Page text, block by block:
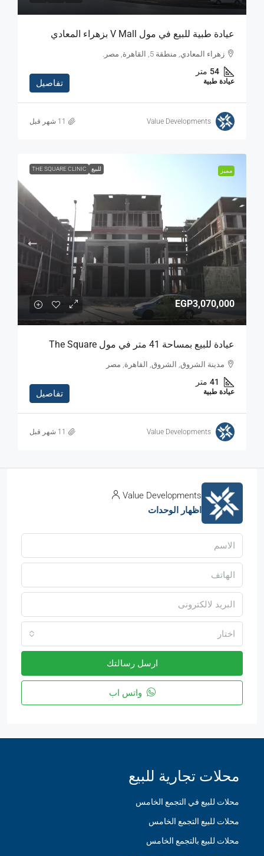
عيادة طبية للبيع في مول V Mall بزهراء المعادي
زهراء المعادي, منطقة 5, القاهرة, مصر.
54 متر
عيادة طبية تفاصيل
Value Developments
مميز للبيع THE SQUARE CLINIC
EGP3,070,000
عيادة للبيع بمساحة 41 متر في مول The Square
مدينة الشروق, الشروق, القاهرة, مصر
41 متر
عيادة طبية تفاصيل
Value Developments
Value Developments
اظهار الوحدات
اختار
ارسل رسالتك
واتس اب
محلات تجارية للبيع
محلات للبيع في التجمع الخامس
محلات للبيع التجمع الخامس
محلات للبيع بالتجمع الخامس